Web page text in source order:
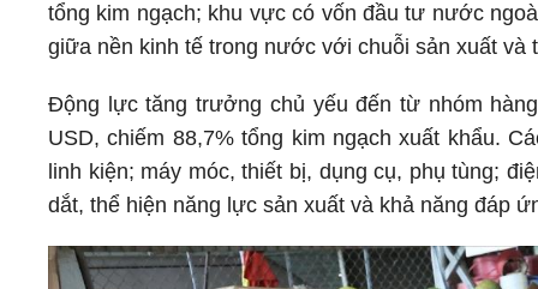
tổng kim ngạch; khu vực có vốn đầu tư nước
giữa nền kinh tế trong nước với chuỗi sản xuất và
Động lực tăng trưởng chủ yếu đến từ nhóm
USD, chiếm 88,7% tổng kim ngạch xuất khẩu.
linh kiện; máy móc, thiết bị, dụng cụ, phụ tùng;
dắt, thể hiện năng lực sản xuất và khả năng đáp